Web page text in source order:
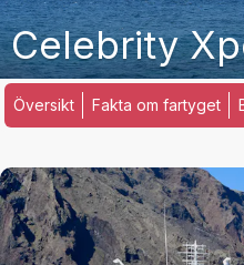
Celebrity
Översikt Fakta om fartyget